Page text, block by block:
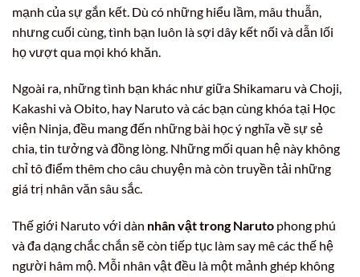
mạnh của sự gắn kết. Dù có những hiểu lầm, mâu thuẫn,
nhưng cuối cùng, tình bạn luôn là sợi dây kết nối và dẫn lối
họ vượt qua mọi khó khăn.
Ngoài ra, những tình bạn khác như giữa Shikamaru và Choji,
Kakashi và Obito, hay Naruto và các bạn cùng khóa tại Học
viện Ninja, đều mang đến những bài học ý nghĩa về sự sẻ
chia, tin tưởng và đồng lòng. Những mối quan hệ này không
chỉ tô điểm thêm cho câu chuyện mà còn truyền tải những
giá trị nhân văn sâu sắc.
Thế giới Naruto với dàn nhân vật trong Naruto phong phú
và đa dạng chắc chắn sẽ còn tiếp tục làm say mê các thế hệ
người hâm mộ. Mỗi nhân vật đều là một mảnh ghép không